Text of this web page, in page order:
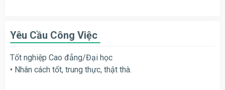
Yêu Cầu Công Việc
Tốt nghiệp Cao đẳng/Đại học
• Nhân cách tốt, trung thực, thật thà.